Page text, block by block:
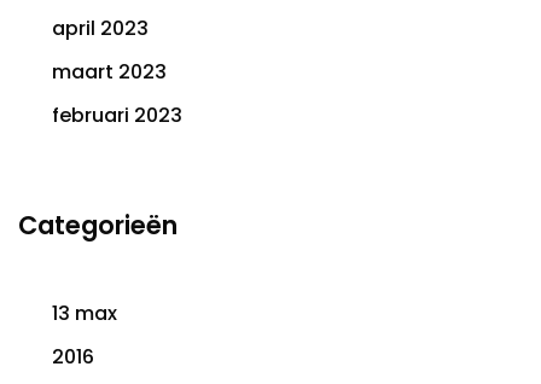
april 2023
maart 2023
februari 2023
Categorieën
13 max
2016